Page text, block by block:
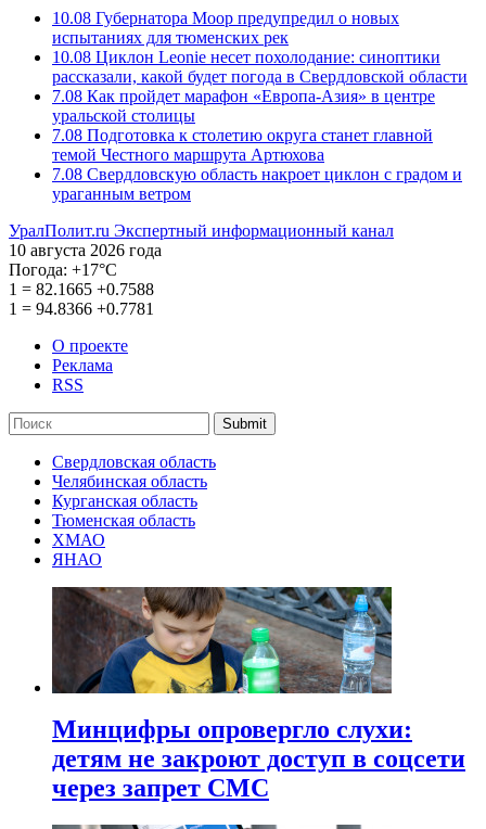
10.08 Губернатора Моор предупредил о новых
испытаниях для тюменских рек
10.08 Циклон Leonie несет похолодание: синоптики
рассказали, какой будет погода в Свердловской области
7.08 Как пройдет марафон «Европа-Азия» в центре
уральской столицы
7.08 Подготовка к столетию округа станет главной
темой Честного маршрута Артюхова
7.08 Свердловскую область накроет циклон с градом и
ураганным ветром
УралПолит.ru Экспертный информационный канал
10 августа 2026 года
Погода: +17°С
1 = 82.1665 +0.7588
1 = 94.8366 +0.7781
О проекте
Реклама
RSS
Submit
Свердловская область
Челябинская область
Курганская область
Тюменская область
ХМАО
ЯНАО
Минцифры опровергло слухи:
детям не закроют доступ в соцсети
через запрет СМС